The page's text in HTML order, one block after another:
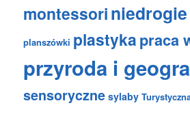
montessoriniedrogie
planszówki plastykapraca
przyroda i
sensoryczne sylaby